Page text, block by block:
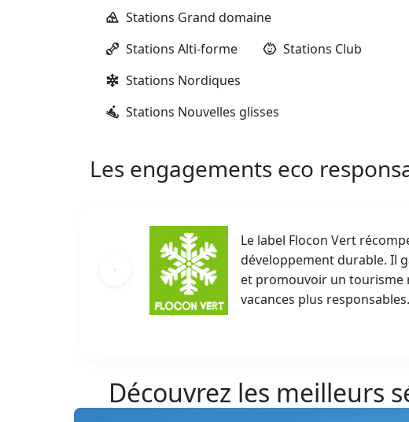
Stations Grand domaine
Stations Alti-forme
Stations Club
Stations Nordiques
Stations Nouvelles glisses
Les engagements eco
Le label Flocon Vert
développement durable. Il
et promouvoir un tourisme
vacances plus responsables.
Découvrez les meilleurs